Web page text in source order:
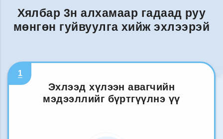
Хялбар 3н алхамаар гадаад руу
мөнгөн гуйвуулга хийж эхлээрэй
1
Эхлээд хүлээн авагчийн
мэдээллийг бүртгүүлнэ үү